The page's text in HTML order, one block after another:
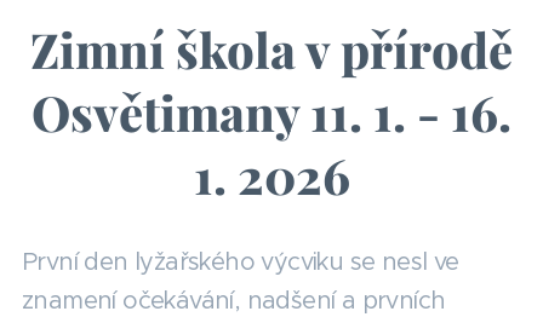
Zimní škola v přírodě
Osvětimany 11. 1. - 16.
1. 2026
První den lyžařského výcviku se nesl ve
znamení očekávání, nadšení a prvních